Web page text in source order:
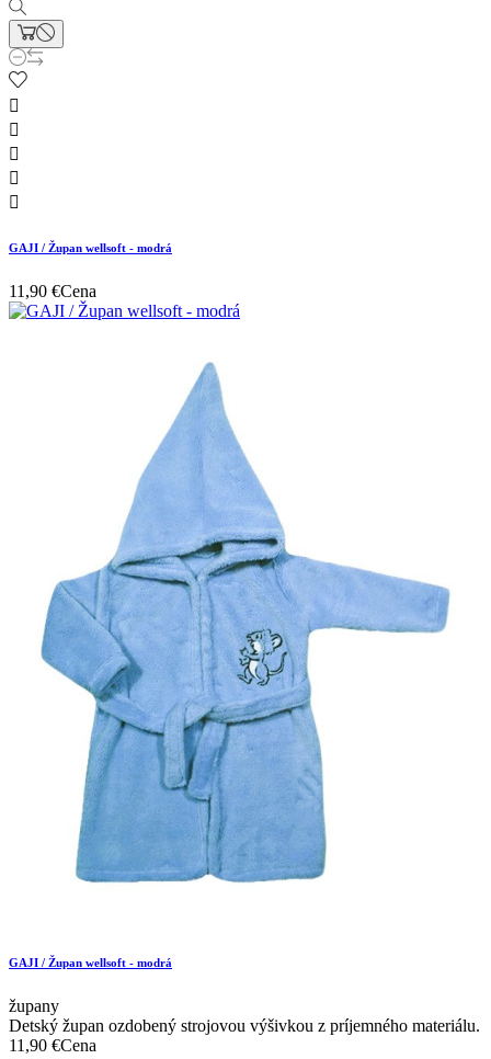





GAJI / Župan wellsoft - modrá
11,90 €Cena
GAJI / Župan wellsoft - modrá
župany
Detský župan ozdobený strojovou výšivkou z príjemného materiálu.
11,90 €Cena